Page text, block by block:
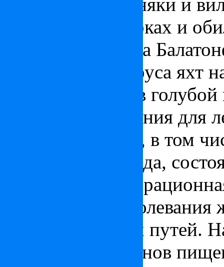
скульптуры в парках и
визитная карточка
белоснежные паруса яхт
отражающегося в голубой
Основные показания для
кровообращения, в том
инфаркта миокарда,
лечения,
заболевания:
желчевыводящих путей.
заболевания органов